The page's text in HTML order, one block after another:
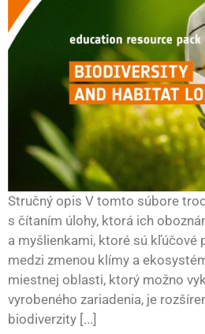
Stručný opis V tomto súbore
s čítaním úlohy, ktorá ich
a myšlienkami, ktoré sú kľúčové
medzi zmenou klímy a
miestnej oblasti, ktorý možno
vyrobeného zariadenia, je
biodiverzity [...]